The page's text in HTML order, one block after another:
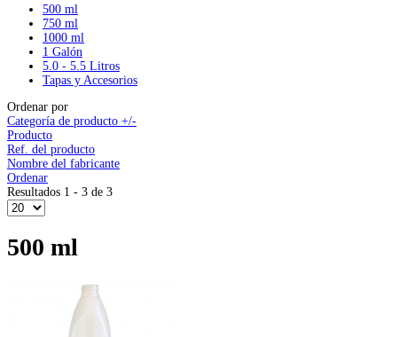
500 ml
750 ml
1000 ml
1 Galón
5.0 - 5.5 Litros
Tapas y Accesorios
Ordenar por
Categoría de producto +/-
Producto
Ref. del producto
Nombre del fabricante
Ordenar
Resultados 1 - 3 de 3
500 ml